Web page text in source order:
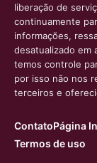
liberação de
continuamente
informações,
desatualizado em
temos controle
por isso não nos
terceiros e
ContatoPágina
Termos de uso